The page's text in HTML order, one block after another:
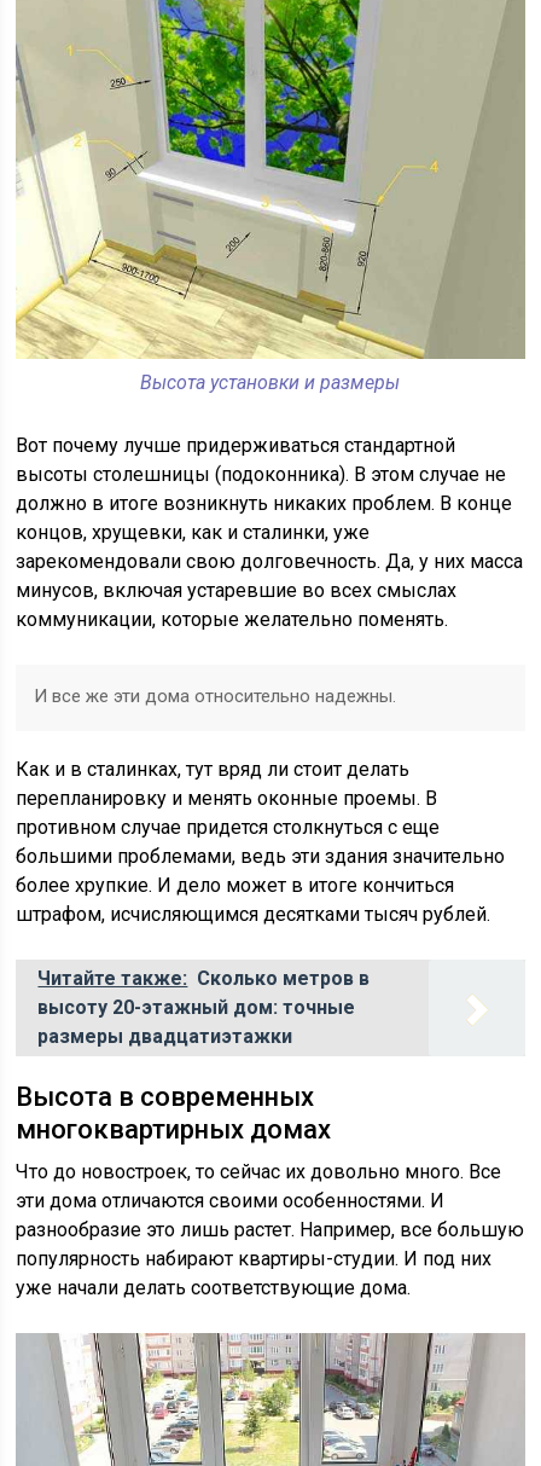
Высота установки и размеры
Вот почему лучше придерживаться стандартной
высоты столешницы (подоконника). В этом случае не
должно в итоге возникнуть никаких проблем. В конце
концов, хрущевки, как и сталинки, уже
зарекомендовали свою долговечность. Да, у них масса
минусов, включая устаревшие во всех смыслах
коммуникации, которые желательно поменять.
И все же эти дома относительно надежны.
Как и в сталинках, тут вряд ли стоит делать
перепланировку и менять оконные проемы. В
противном случае придется столкнуться с еще
большими проблемами, ведь эти здания значительно
более хрупкие. И дело может в итоге кончиться
штрафом, исчисляющимся десятками тысяч рублей.
Читайте также: Сколько метров в
высоту 20-этажный дом: точные
размеры двадцатиэтажки
Высота в современных
многоквартирных домах
Что до новостроек, то сейчас их довольно много. Все
эти дома отличаются своими особенностями. И
разнообразие это лишь растет. Например, все большую
популярность набирают квартиры-студии. И под них
уже начали делать соответствующие дома.